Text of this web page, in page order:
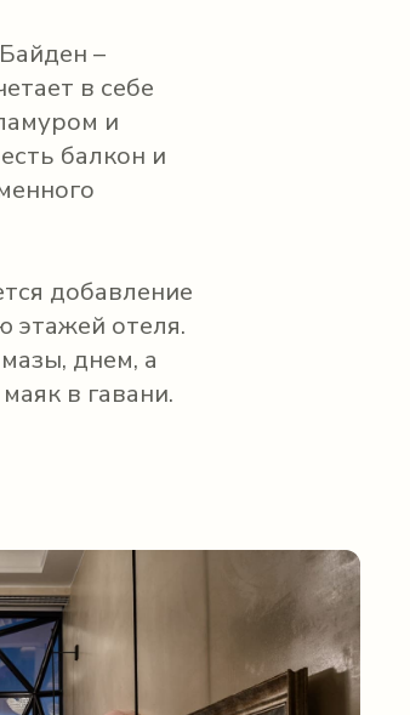
–
в себе
и
балкон и
добавление
этажей отеля.
днем, а
в гавани.